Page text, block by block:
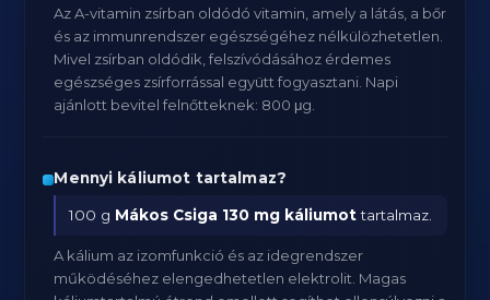
Az A-vitamin zsírban oldódó vitamin, amely a látás, a bőr
és az immunrendszer egészségéhez nélkülözhetetlen.
Mivel zsírban oldódik, felszívódásához érdemes
egészséges zsírforrással együtt fogyasztani. Napi
ajánlott bevitel felnőtteknek: 800 μg.
Mennyi káliumot tartalmaz?
100 g Mákos Csiga 130 mg káliumottartalmaz.
A kálium az izomfunkció és az idegrendszer
működéséhez elengedhetetlen elektrolit. Magas